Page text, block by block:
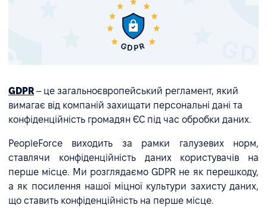
GDPR – це загальноєвропейський регламент, який
вимагає від компаній захищати персональні дані та
конфіденційність громадян ЄС під час обробки даних.
PeopleForce виходить за рамки галузевих норм,
ставлячи конфіденційність даних користувачів на
перше місце. Ми розглядаємо GDPR не як перешкоду,
а як посилення нашої міцної культури захисту даних,
що ставить конфіденційність на перше місце.